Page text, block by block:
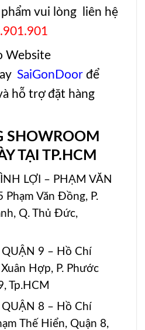
vui lòng liên hệ
Website
SaiGonDoor để
hỗ trợ đặt hàng
SHOWROOM
TẠI TP.HCM
LỢI – PHẠM VĂN
Văn Đồng, P.
Q. Thủ Đức,
9 – Hồ Chí
Hợp, P. Phước
Tp.HCM
8 – Hồ Chí
Thế Hiển, Quận 8,